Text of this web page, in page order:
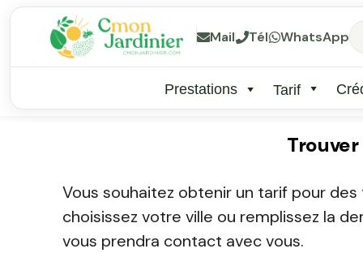
Mail Tél WhatsApp
Prestations Tarif
Vous souhaitez obtenir un tarif pour
choisissez votre ville ou remplissez la
vous prendra contact avec vous.